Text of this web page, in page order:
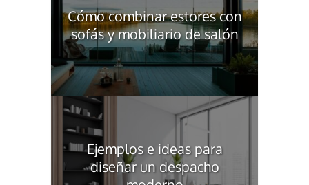
Cómo combinar estores con
sofás y mobiliario de salón
Ejemplos e ideas para
diseñar un despacho